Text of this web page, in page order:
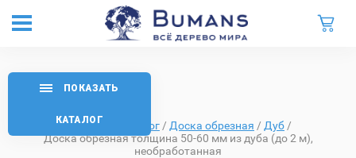
Главная Каталог / Доска обрезная / Дуб /
Доска обрезная толщина 50-60 мм из дуба (до 2 м),
необработанная
ПОКАЗАТЬ
КАТАЛОГ